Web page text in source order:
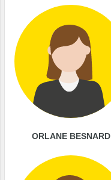
ORLANE BESNARD